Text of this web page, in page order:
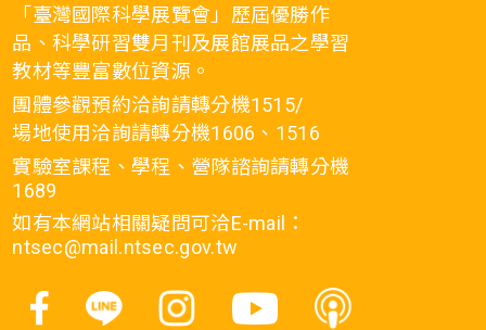
「臺灣國際科學展覽會」歷屆優勝作
品、科學研習雙月刊及展館展品之學習
教材等豐富數位資源。
團體參觀預約洽詢請轉分機1515/
場地使用洽詢請轉分機1606、1516
實驗室課程、學程、營隊諮詢請轉分機
1689
如有本網站相關疑問可洽E-mail：
ntsec@mail.ntsec.gov.tw